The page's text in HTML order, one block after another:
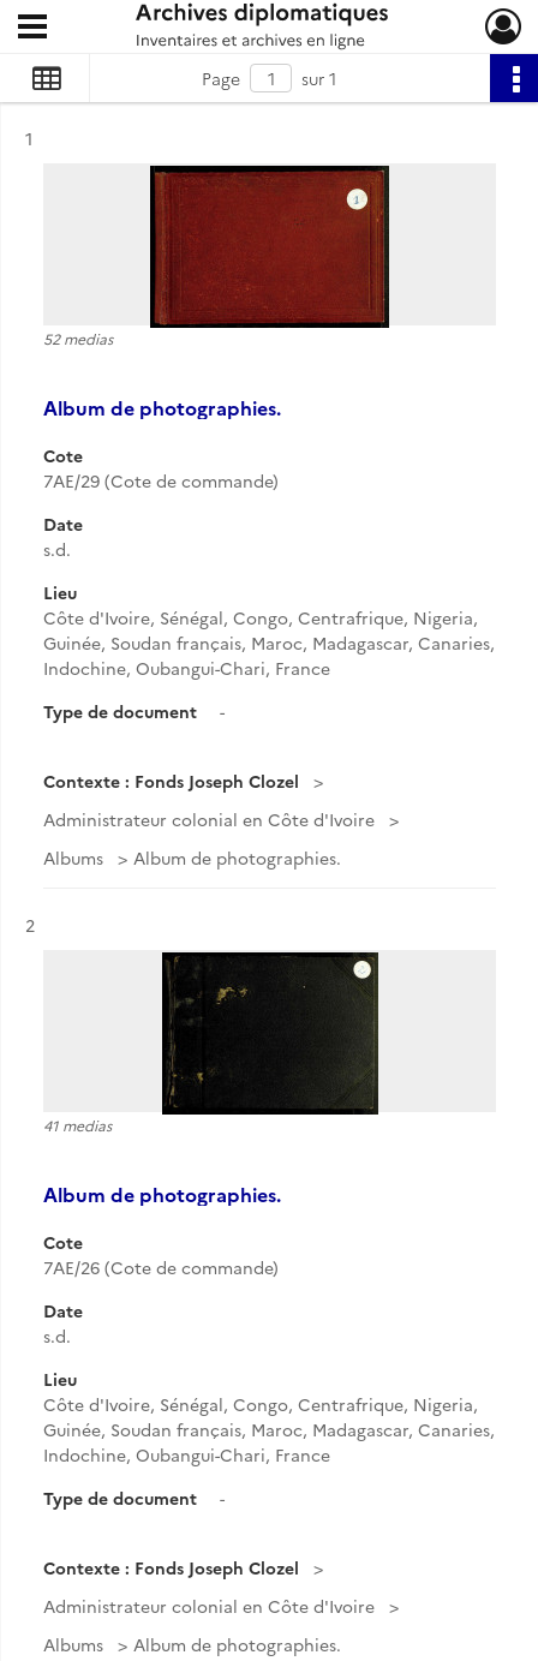
Archives diplomatiques
Ouvrir le menu déroulant
Page sur 1
Résultat n°
1
52 medias
Album de photographies.
Cote
7AE/29 (Cote de commande)
Date
s.d.
Lieu
Côte d'Ivoire, Sénégal, Congo, Centrafrique, Nigeria,
Guinée, Soudan français, Maroc, Madagascar, Canaries,
Indochine, Oubangui-Chari, France
Type de document
-
Contexte : Fonds Joseph Clozel
Administrateur colonial en Côte d'Ivoire
Albums
Album de photographies.
Résultat n°
2
41 medias
Album de photographies.
Cote
7AE/26 (Cote de commande)
Date
s.d.
Lieu
Côte d'Ivoire, Sénégal, Congo, Centrafrique, Nigeria,
Guinée, Soudan français, Maroc, Madagascar, Canaries,
Indochine, Oubangui-Chari, France
Type de document
-
Contexte : Fonds Joseph Clozel
Administrateur colonial en Côte d'Ivoire
Albums
Album de photographies.